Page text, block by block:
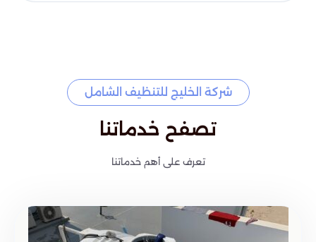
شركة الخليج للتنظيف الشامل
تصفح خدماتنا
تعرف على أهم خدماتنا